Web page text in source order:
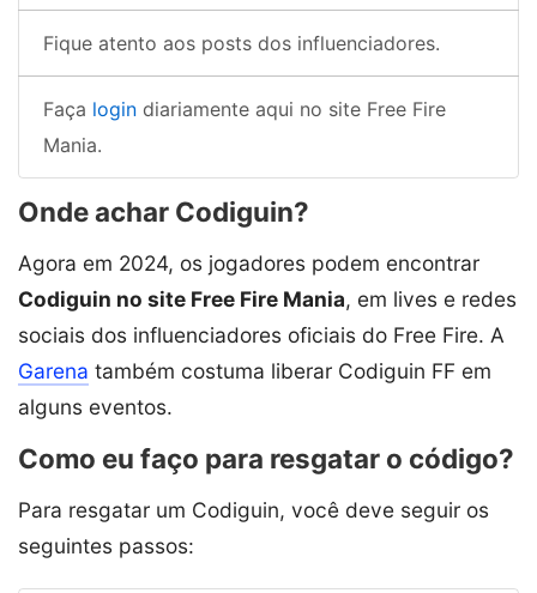
Fique atento aos posts dos influenciadores.
Faça login diariamente aqui no site Free Fire
Mania.
Onde achar Codiguin?
Agora em 2024, os jogadores podem encontrar
Codiguin no site Free Fire Mania, em lives e redes
sociais dos influenciadores oficiais do Free Fire. A
Garena também costuma liberar Codiguin FF em
alguns eventos.
Como eu faço para resgatar o código?
Para resgatar um Codiguin, você deve seguir os
seguintes passos: